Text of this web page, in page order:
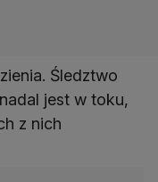
Śledztwo
jest w toku,
z nich